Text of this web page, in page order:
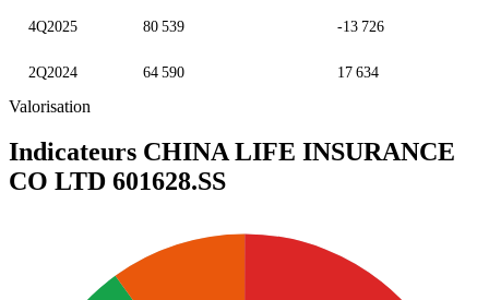
4Q2025 80 539 -13 726
2Q2024 64 590 17 634
Valorisation
Indicateurs CHINA LIFE INSURANCE
CO LTD 601628.SS